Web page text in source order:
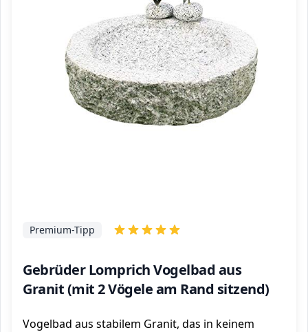
Gebrüder Lomprich Vogelbad aus
Granit (mit 2 Vögele am Rand sitzend)
Premium-Tipp
Vogelbad aus stabilem Granit, das in keinem